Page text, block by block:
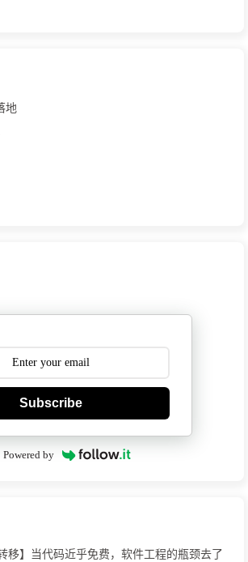
地
Subscribe
Powered by
移】当代码近乎免费，软件工程的瓶颈去了